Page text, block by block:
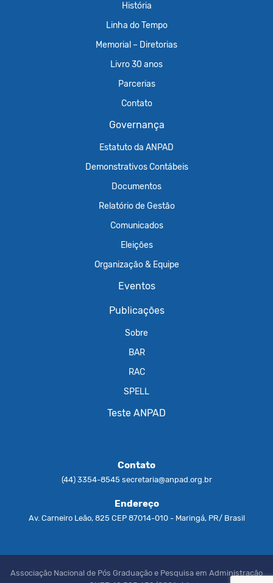
História
Linha do Tempo
Memorial – Diretorias
Livro 30 anos
Parcerias
Contato
Governança
Estatuto da ANPAD
Demonstrativos Contábeis
Documentos
Relatório de Gestão
Comunicados
Eleições
Organização & Equipe
Eventos
Publicações
Sobre
BAR
RAC
SPELL
Teste ANPAD
Contato
(44) 3354-8545 secretaria@anpad.org.br
Endereço
Av. Carneiro Leão, 825 CEP 87014-010 - Maringá, PR/ Brasil
Associação Nacional de Pós Graduação e Pesquisa em Administração